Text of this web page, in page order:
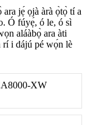
jẹ́ ọjà àrà ọ̀tọ̀ tí a
Ó fúyẹ́, ó le, ó sì
aláàbọ̀ ara àti
i dájú pé wọ́n lè
XW